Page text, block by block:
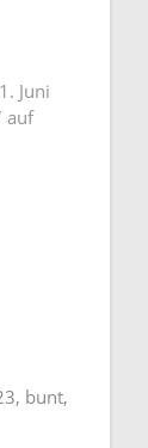
Juni
auf
bunt,